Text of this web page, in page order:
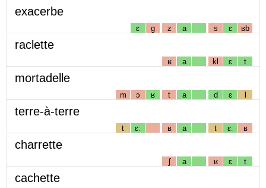
exacerbe
ɛ g z a s ɛ ʁb
raclette
ʁ a kl ɛ t
mortadelle
m ɔ ʁ t a d ɛ l
terre-à-terre
t ɛː ʁ a t ɛː ʁ
charrette
ʃ a ʁ ɛ t
cachette